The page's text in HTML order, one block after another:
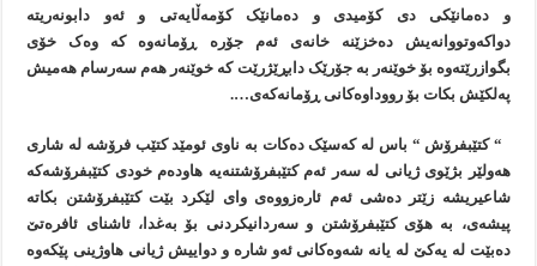
و دەمانێکی دی کۆميدی و دەمانێک کۆمەڵايەتی و ئەو دابونەريتە
دواکەوتووانەيش دەخزێنە خانەی ئەم جۆرە ڕۆمانەوە کە وەک خۆی
بگوازرێتەوە بۆ خوێنەر بە جۆرێک دابڕێژرێت کە خوێنەر هەم سەرسام هەميش
پەلکێش بکات بۆ رووداوەکانی ڕۆمانەکەی….
“ کتێبفرۆش “ باس لە کەسێک دەکات بە ناوی ئومێد کتێب فرۆشە لە شاری
هەولێر بژێوی ژيانی لە سەر ئەم کتێبفرۆشتنەيە هاودەم خودی کتێبفرۆشەکە
شاعيريشە زێتر دەشی ئەم ئارەزووەی وای لێکرد بێت کتێبفرۆشتن بکاتە
پيشەی، بە هۆی کتێبفرۆشتن و سەردانيکردنی بۆ بەغدا، ئاشنای ئافرەتێ
دەبێت لە يەکێ لە يانە شەوەکانی ئەو شارە و دواييش ژيانی هاوژينی پێکەوە